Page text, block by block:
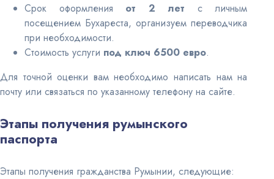
Срок оформления от 2 лет с личным
посещением Бухареста, организуем переводчика
при необходимости.
Стоимость услуги под ключ 6500 евро.
Для точной оценки вам необходимо написать нам на
почту или связаться по указанному телефону на сайте.
Этапы получения румынского
паспорта
Этапы получения гражданства Румынии, следующие: